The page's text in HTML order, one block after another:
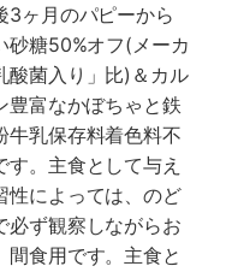
3ヶ月のパピーから
砂糖50%オフ(メーカ
酸菌入り」比)＆カル
豊富なかぼちゃと鉄
牛乳保存料着色料不
。主食として与え
性によっては、のど
必ず観察しながらお
食用です。主食と